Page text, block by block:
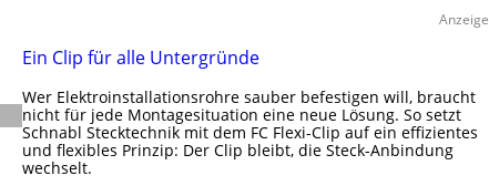
k
m
m
u
Anzeige
Ein Clip für alle Untergründe
Wer Elektroinstallationsrohre sauber befestigen will, braucht
nicht für jede Montagesituation eine neue Lösung. So setzt
Schnabl Stecktechnik mit dem FC Flexi-Clip auf ein effizientes
und flexibles Prinzip: Der Clip bleibt, die Steck-Anbindung
wechselt.